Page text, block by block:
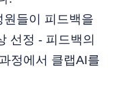
들이 피드백을
선정 - 피드백의
정에서 클랩AI를